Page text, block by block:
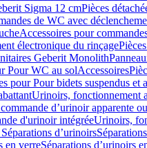
Sigma 12 cmPièces
de WC avec
Accessoires pour
électronique du rinçage
Geberit Monolith
Pour WC au solAccessoires
pour Pour bidets suspendus et
Urinoirs, fonctionnement
d’urinoir apparente
d'urinoir intégréeUrinoirs,
d’urinoirs
en verreSéparations d’urinoirs